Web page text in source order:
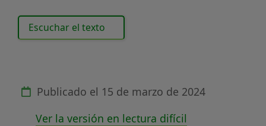
Escuchar el texto
Publicado el 15 de marzo de 2024
Ver la versión en lectura difícil